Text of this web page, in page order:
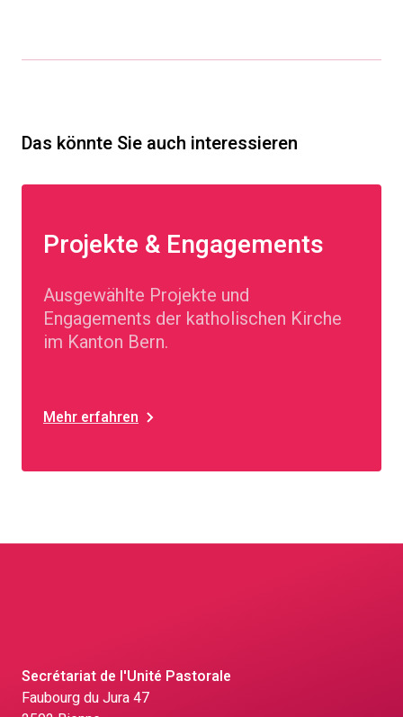
Das könnte Sie auch interessieren
Projekte & Engagements
Ausgewählte Projekte und
Engagements der katholischen Kirche
im Kanton Bern.
Mehr erfahren
Secrétariat de l'Unité Pastorale
Faubourg du Jura 47